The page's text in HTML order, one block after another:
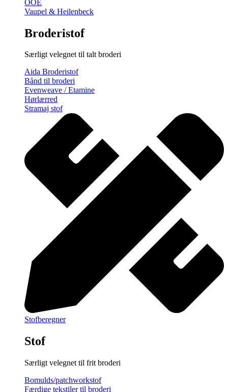
OOE
Vaupel & Heilenbeck
Broderistof
Særligt velegnet til talt broderi
Aida Broderistof
Bånd til broderi
Evenweave / Etamine
Hørlærred
Stramaj stof
Stofberegner
Stof
Særligt velegnet til frit broderi
Bomulds/patchworkstof
Færdige tekstiler til broderi